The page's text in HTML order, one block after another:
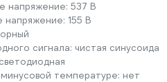
напряжение: 537 В
напряжение: 155 В
сигнала: чистая синусоида
светодиодная
температуре: нет